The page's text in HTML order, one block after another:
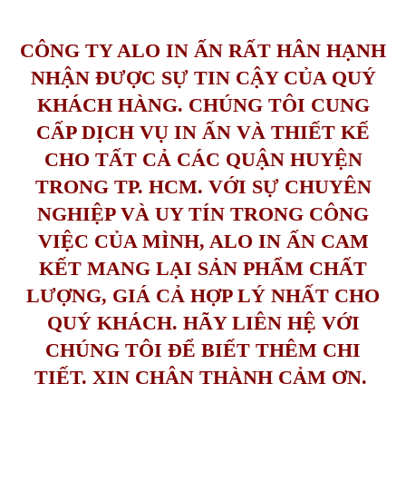
CÔNG TY ALO IN ẤN RẤT HÂN HẠNH
NHẬN ĐƯỢC SỰ TIN CẬY CỦA QUÝ
KHÁCH HÀNG. CHÚNG TÔI CUNG
CẤP DỊCH VỤ IN ẤN VÀ THIẾT KẾ
CHO TẤT CẢ CÁC QUẬN HUYỆN
TRONG TP. HCM. VỚI SỰ CHUYÊN
NGHIỆP VÀ UY TÍN TRONG CÔNG
VIỆC CỦA MÌNH, ALO IN ẤN CAM
KẾT MANG LẠI SẢN PHẨM CHẤT
LƯỢNG, GIÁ CẢ HỢP LÝ NHẤT CHO
QUÝ KHÁCH. HÃY LIÊN HỆ VỚI
CHÚNG TÔI ĐỂ BIẾT THÊM CHI
TIẾT. XIN CHÂN THÀNH CẢM ƠN.